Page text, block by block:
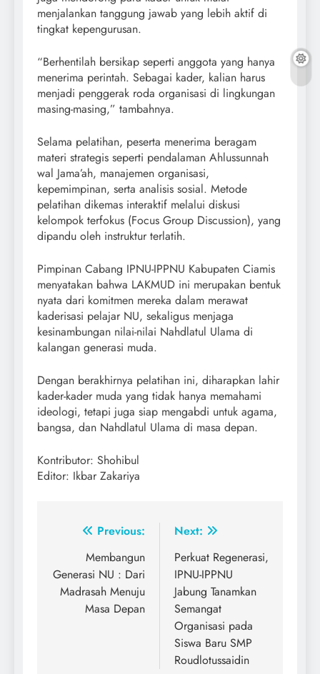
menjalankan tanggung jawab yang lebih aktif di
tingkat kepengurusan.
“Berhentilah bersikap seperti anggota yang hanya
menerima perintah. Sebagai kader, kalian harus
menjadi penggerak roda organisasi di lingkungan
masing-masing,” tambahnya.
Selama pelatihan, peserta menerima beragam
materi strategis seperti pendalaman Ahlussunnah
wal Jama’ah, manajemen organisasi,
kepemimpinan, serta analisis sosial. Metode
pelatihan dikemas interaktif melalui diskusi
kelompok terfokus (Focus Group Discussion), yang
dipandu oleh instruktur terlatih.
Pimpinan Cabang IPNU-IPPNU Kabupaten Ciamis
menyatakan bahwa LAKMUD ini merupakan bentuk
nyata dari komitmen mereka dalam merawat
kaderisasi pelajar NU, sekaligus menjaga
kesinambungan nilai-nilai Nahdlatul Ulama di
kalangan generasi muda.
Dengan berakhirnya pelatihan ini, diharapkan lahir
kader-kader muda yang tidak hanya memahami
ideologi, tetapi juga siap mengabdi untuk agama,
bangsa, dan Nahdlatul Ulama di masa depan.
Kontributor: Shohibul
Editor: Ikbar Zakariya
Post
navigation
Previous:
Membangun
Generasi NU : Dari
Madrasah Menuju
Masa Depan
Next:
Perkuat Regenerasi,
IPNU-IPPNU
Jabung Tanamkan
Semangat
Organisasi pada
Siswa Baru SMP
Roudlotussaidin